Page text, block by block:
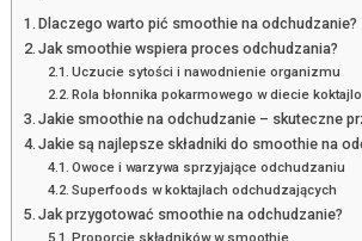
Dlaczego warto pić smoothie na odchudzanie?
Jak smoothie wspiera proces odchudzania?
Uczucie sytości i nawodnienie organizmu
Rola błonnika pokarmowego w diecie
Jakie smoothie na odchudzanie – skuteczne
Jakie są najlepsze składniki do smoothie na
Owoce i warzywa sprzyjające odchudzaniu
Superfoods w koktajlach odchudzających
Jak przygotować smoothie na odchudzanie?
Proporcje składników w smoothie